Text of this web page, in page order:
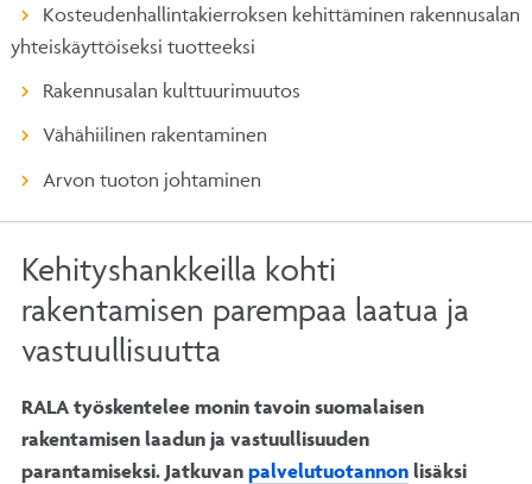
Kosteudenhallintakierroksen kehittäminen rakennusalan
yhteiskäyttöiseksi tuotteeksi
Rakennusalan kulttuurimuutos
Vähähiilinen rakentaminen
Arvon tuoton johtaminen
Kehityshankkeilla kohti
rakentamisen parempaa laatua ja
vastuullisuutta
RALA työskentelee monin tavoin suomalaisen
rakentamisen laadun ja vastuullisuuden
parantamiseksi. Jatkuvan palvelutuotannon lisäksi